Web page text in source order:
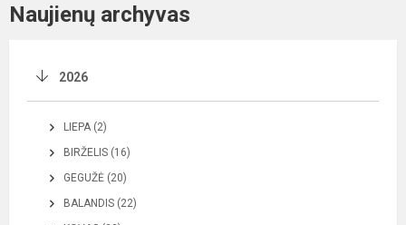
Naujienų archyvas
2026
LIEPA (2)
BIRŽELIS (16)
GEGUŽĖ (20)
BALANDIS (22)